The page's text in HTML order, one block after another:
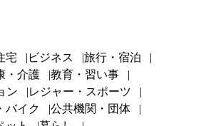
宅 ビジネス
旅行・宿泊
・介護
教育・習い事
ン
レジャー・スポーツ
バイク
公共機関・団体